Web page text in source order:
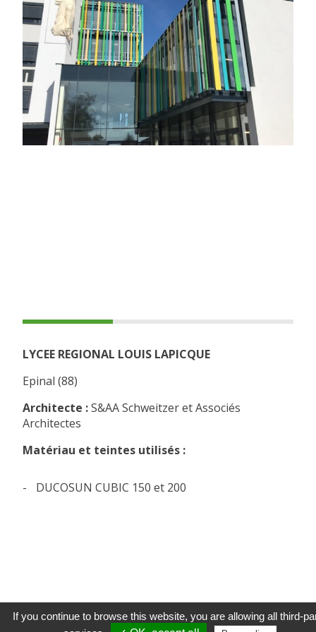
LYCEE REGIONAL LOUIS LAPICQUE
Epinal (88)
Architecte :S&AA Schweitzer et Associés
Architectes
Matériau et teintes utilisés :
DUCOSUN CUBIC 150 et 200
Mentions
Conditions
générales
Politique de
confidentialité
Données
personnelles
Financement
If you continue to browse this website, you are allowing all third-